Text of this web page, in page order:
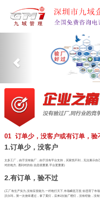
01 订单少，没客户或有订单，验
1.订单少，没客户
太多工厂，由于没有验厂，由于没有平台支持，买家找不到，无法展示
对的地方, 遇到对的你,信息很重要,平台更重要)
2.有订单，验不过
(工厂有生产实力,没有应变能力,一杆枪打天下,市场瞬息万变,你违背了市
沃尔玛，第一次侥幸通过，拿了黄灯，后来2次验厂橙灯，没有经验，没有